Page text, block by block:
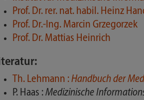
Prof. Dr. rer. nat. habil. Heinz
Prof. Dr.-Ing. Marcin Grzegorzek
Prof. Dr. Mattias Heinrich
Th. Lehmann :Handbuch der
P. Haas :Medizinische